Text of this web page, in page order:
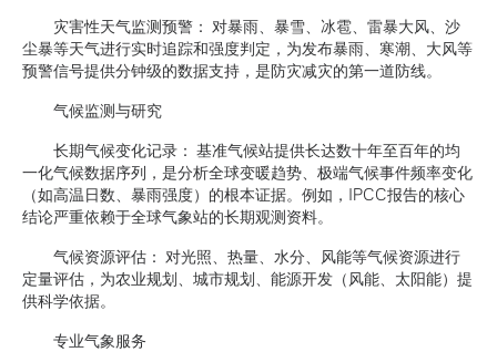
灾害性天气监测预警： 对暴雨、暴雪、冰雹、雷暴大风、沙
尘暴等天气进行实时追踪和强度判定，为发布暴雨、寒潮、大风等
预警信号提供分钟级的数据支持，是防灾减灾的第一道防线。
气候监测与研究
长期气候变化记录： 基准气候站提供长达数十年至百年的均
一化气候数据序列，是分析全球变暖趋势、极端气候事件频率变化
（如高温日数、暴雨强度）的根本证据。例如，IPCC报告的核心
结论严重依赖于全球气象站的长期观测资料。
气候资源评估： 对光照、热量、水分、风能等气候资源进行
定量评估，为农业规划、城市规划、能源开发（风能、太阳能）提
供科学依据。
专业气象服务